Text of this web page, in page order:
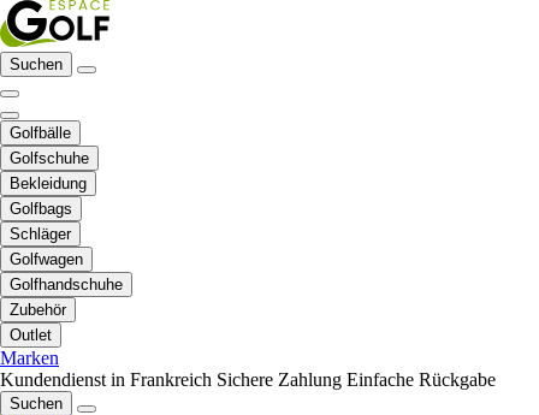
Suchen
Golfbälle
Golfschuhe
Bekleidung
Golfbags
Schläger
Golfwagen
Golfhandschuhe
Zubehör
Outlet
Marken
Kundendienst in Frankreich Sichere Zahlung Einfache Rückgabe
Suchen